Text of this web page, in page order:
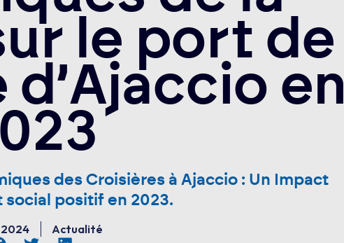
le port de
en
des Croisières à Ajaccio : Un Impact
positif en 2023.
Actualité